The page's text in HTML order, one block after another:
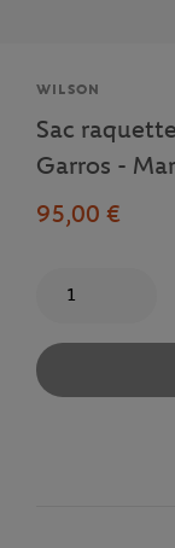
Marque
WILSON
Sac
Garros -
95,00 €